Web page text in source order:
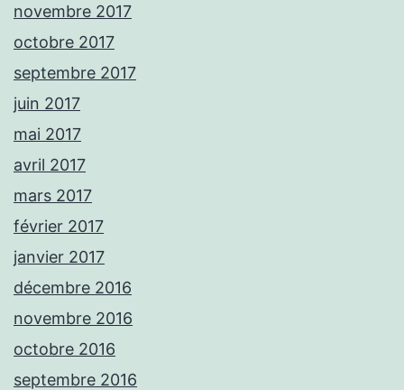
novembre 2017
octobre 2017
septembre 2017
juin 2017
mai 2017
avril 2017
mars 2017
février 2017
janvier 2017
décembre 2016
novembre 2016
octobre 2016
septembre 2016